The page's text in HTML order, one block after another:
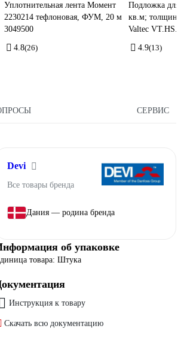
Уплотнительная лента Момент
2230214 тефлоновая, ФУМ, 20 м
3049500
4.8(26)
Подложка для
кв.м;
Valtec
4.9(13)
СЕРВИС
Devi
Все товары бренда
Дания — родина бренда
об упаковке
товара: Штука
Инструкция к товару
Скачать всю документацию